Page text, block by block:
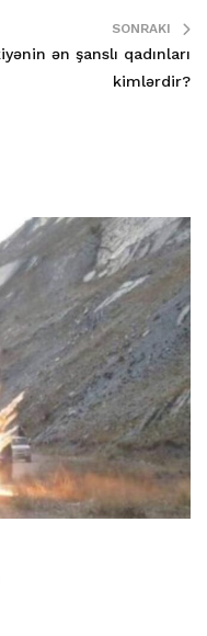
SONRAKI
ən şanslı qadınları
kimlərdir?